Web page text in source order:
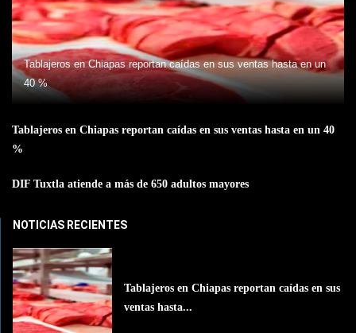
Tablajeros en Chiapas reportan caídas en sus ventas hasta en un
40 %
Tablajeros en Chiapas reportan caídas en sus ventas hasta en un 40
%
DIF Tuxtla atiende a más de 650 adultos mayores
NOTICIAS RECIENTES
Tablajeros en Chiapas reportan caídas en sus
ventas hasta...